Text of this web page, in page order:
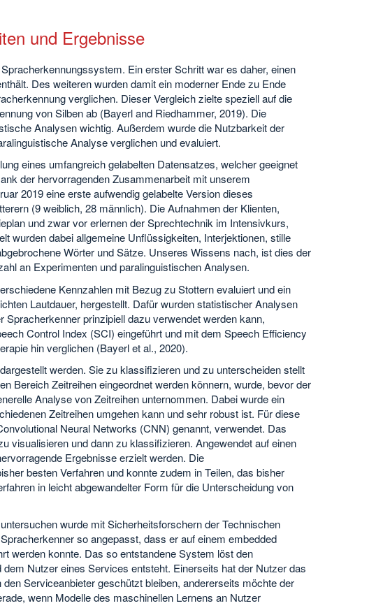
und Ergebnisse
Ein erster Schritt war es daher, einen
Des weiteren wurden damit ein moderner Ende zu Ende
verglichen. Dieser Vergleich zielte speziell auf die
von Silben ab (Bayerl and Riedhammer, 2019). Die
Analysen wichtig. Außerdem wurde die Nutzbarkeit der
Analyse verglichen und evaluiert.
eines umfangreich gelabelten Datensatzes, welcher geeignet
der hervorragenden Zusammenarbeit mit unserem
2019 eine erste aufwendig gelabelte Version dieses
(9 weiblich, 28 männlich). Die Aufnahmen der Klienten,
und zwar vor erlernen der Sprechtechnik im Intensivkurs,
wurden dabei allgemeine Unflüssigkeiten, Interjektionen, stille
Wörter und Sätze. Unseres Wissens nach, ist dies der
an Experimenten und paralinguistischen Analysen.
Kennzahlen mit Bezug zu Stottern evaluiert und ein
Lautdauer, hergestellt. Dafür wurden statistischer Analysen
prinzipiell dazu verwendet werden kann,
Control Index (SCI) eingeführt und mit dem Speech Efficiency
hin verglichen (Bayerl et al., 2020).
werden. Sie zu klassifizieren und zu unterscheiden stellt
Bereich Zeitreihen eingeordnet werden könnern, wurde, bevor der
Analyse von Zeitreihen unternommen. Dabei wurde ein
Zeitreihen umgehen kann und sehr robust ist. Für diese
Neural Networks (CNN) genannt, verwendet. Das
visualisieren und dann zu klassifizieren. Angewendet auf einen
Ergebnisse erzielt werden. Die
besten Verfahren und konnte zudem in Teilen, das bisher
in leicht abgewandelter Form für die Unterscheidung von
wurde mit Sicherheitsforschern der Technischen
so angepasst, dass er auf einem embedded
werden konnte. Das so entstandene System löst den
Nutzer eines Services entsteht. Einerseits hat der Nutzer das
Serviceanbieter geschützt bleiben, andererseits möchte der
wenn Modelle des maschinellen Lernens an Nutzer